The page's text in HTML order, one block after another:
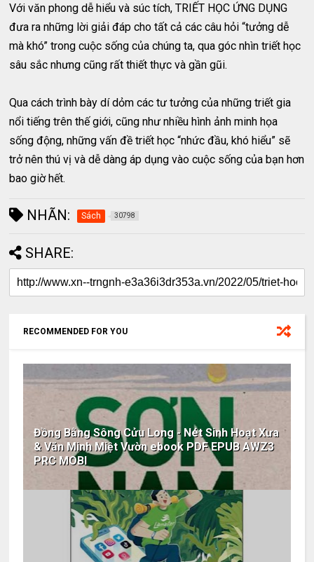
Với văn phong dễ hiểu và súc tích, TRIẾT HỌC ỨNG DỤNG
đưa ra những lời giải đáp cho tất cả các câu hỏi “tưởng dễ
mà khó” trong cuộc sống của chúng ta, qua góc nhìn triết học
sâu sắc nhưng cũng rất thiết thực và gần gũi.
Qua cách trình bày dí dỏm các tư tưởng của những triết gia
nổi tiếng trên thế giới, cũng như nhiều hình ảnh minh họa
sống động, những vấn đề triết học “nhức đầu, khó hiểu” sẽ
trở nên thú vị và dễ dàng áp dụng vào cuộc sống của bạn hơn
bao giờ hết.
NHÃN: Sách 30798
SHARE:
RECOMMENDED FOR YOU
Đồng Bằng Sông Cửu Long - Nét Sinh Hoạt Xưa
& Văn Minh Miệt Vườn ebook PDF EPUB AWZ3
PRC MOBI